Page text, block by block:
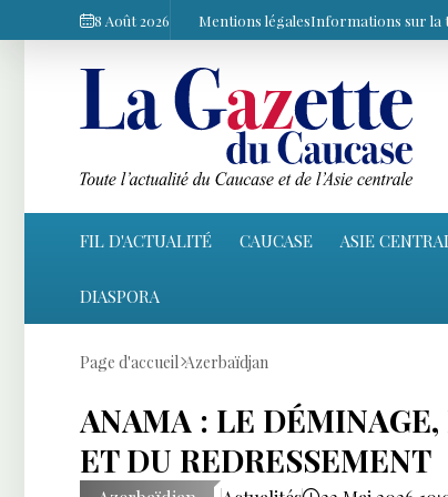
8 Août 2026 Mentions légalesInformations sur la
FIL D'ACTUALITÉ CAUCASE ASIE
DIASPORA
Page d'accueil Azerbaïdjan
ANAMA : LE
ET DU REDRESSEMENT